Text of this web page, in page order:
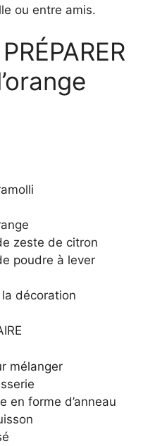
ou entre amis.
zeste de citron
poudre à lever
décoration
mélanger
en forme d’anneau